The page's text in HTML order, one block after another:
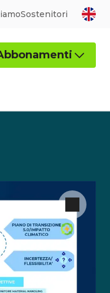
Sostenitori